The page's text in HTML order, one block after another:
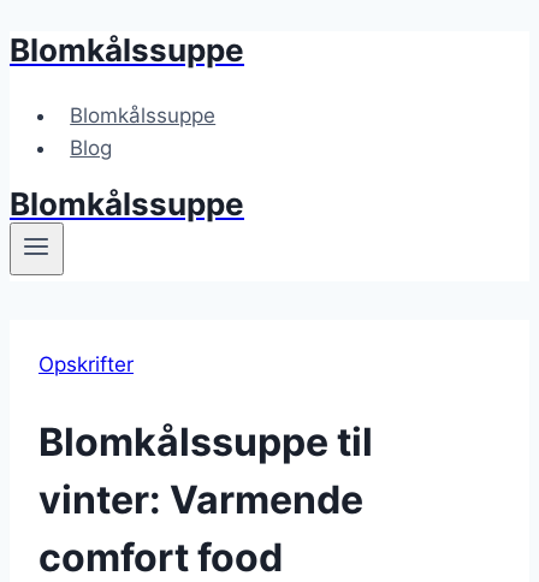
Fortsæt
indhold
Blomkålssuppe
Blomkålssuppe
Blog
Blomkålssuppe
Opskrifter
Blomkålssuppe til
vinter: Varmende
comfort food